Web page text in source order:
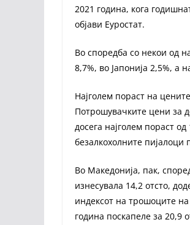
2021 година, кога
објави Еуростат.
Во споредба со некои од
8,7%, во Јапонија 2,5%, а
Најголем пораст на
Потрошувачките цени за
досега најголем пораст
безалкохолните пијалоци
Во Македонија, пак,
изнесувала 14,2 отсто,
индексот на трошоците
година поскапеле за 20,9